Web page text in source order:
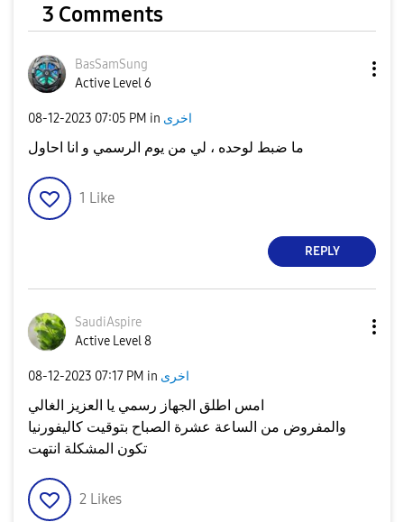
3 Comments
BasSamSung
Active Level 6
‎08-12-2023 07:05 PM in اخرى
ما ضبط لوحده ، لي من يوم الرسمي و انا احاول
1 Like
REPLY
SaudiAspire
Active Level 8
‎08-12-2023 07:17 PM in اخرى
امس اطلق الجهاز رسمي يا العزيز الغالي
والمفروض من الساعة عشرة الصباح بتوقيت كاليفورنيا
تكون المشكلة انتهت
2 Likes